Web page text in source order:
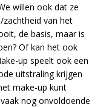
willen ook dat ze
zachtheid van het
de basis, maar is
Of kan het ook
up speelt ook een
uitstraling krijgen
make-up kunt
nog onvoldoende